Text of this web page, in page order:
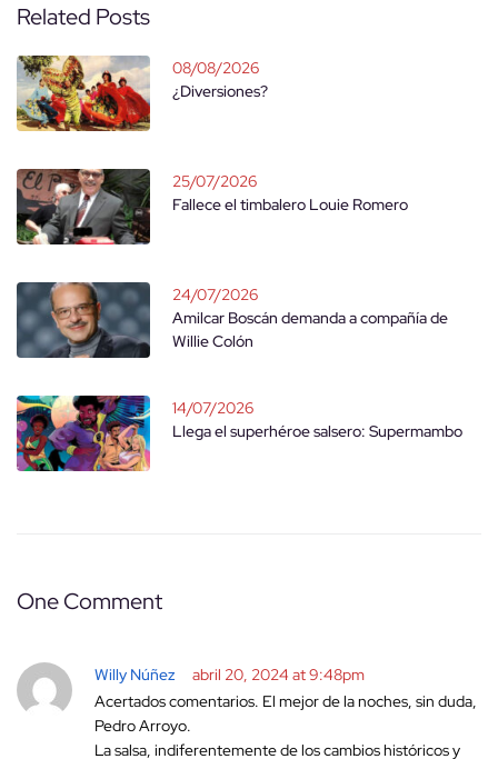
Related Posts
08/08/2026
¿Diversiones?
25/07/2026
Fallece el timbalero Louie Romero
24/07/2026
Amilcar Boscán demanda a compañía de
Willie Colón
14/07/2026
Llega el superhéroe salsero: Supermambo
One Comment
Willy Núñez
abril 20, 2024 at 9:48pm
Acertados comentarios. El mejor de la noches, sin duda,
Pedro Arroyo.
La salsa, indiferentemente de los cambios históricos y